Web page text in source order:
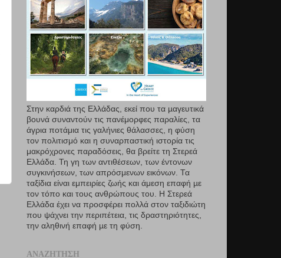
Στην καρδιά της Ελλάδας, εκεί που τα µαγευτικά
βουνά συναντούν τις πανέμορφες παραλίες, τα
άγρια ποτάμια τις γαλήνιες θάλασσες, η φύση
τον πολιτισμό και η συναρπαστική ιστορία τις
μακρόχρονες παραδόσεις, θα βρείτε τη Στερεά
Ελλάδα. Τη γη των αντιθέσεων, των έντονων
συγκινήσεων, των απρόσμενων εικόνων. Τα
ταξίδια είναι εμπειρίες ζωής και άμεση επαφή µε
τον τόπο και τους ανθρώπους του. Η Στερεά
Ελλάδα έχει να προσφέρει πολλά στον ταξιδιώτη
που ψάχνει την περιπέτεια, τις δραστηριότητες,
την αληθινή επαφή µε τη φύση.
ΑΝΑΖΉΤΗΣΗ